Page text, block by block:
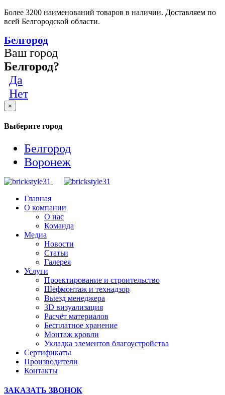
Более 3200 наименований товаров в наличии. Доставляем по
всей Белгородской области.
Белгород
Ваш город
Белгород?
Да
Нет
×
Выберите город
Белгород
Воронеж
Главная
О компании
О нас
Команда
Медиа
Новости
Статьи
Галерея
Услуги
Проектирование и строительство
Шефмонтаж и технадзор
Выезд менеджера
3D визуализация
Расчёт материалов
Бесплатное хранение
Монтаж кровли
Укладка элементов благоустройства
Сертификаты
Производители
Контакты
ЗАКАЗАТЬ ЗВОНОК